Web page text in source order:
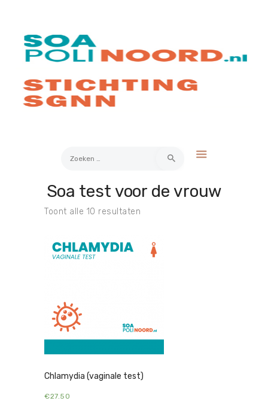
naar:
Soa test voor de vrouw
Over soa
Bestellen
Kosten
Toont alle 10 resultaten
Chlamydia (vaginale test)
€27.50